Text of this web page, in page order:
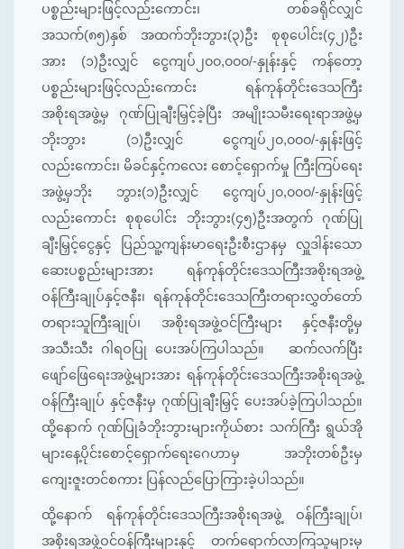
ပစ္စည်းများဖြင့်လည်းကောင်း၊ တစ်ခရိုင်လျှင်
အသက်(၈၅)နှစ် အထက်ဘိုးဘွား(၃)ဦး စုစုပေါင်း(၄၂)ဦး
အား (၁)ဦးလျှင် ငွေကျပ်၂၀၀,၀၀၀/-နှုန်းနှင့် ကန်တော့
ပစ္စည်းများဖြင့်လည်းကောင်း ရန်ကုန်တိုင်းဒေသကြီး
အစိုးရအဖွဲ့မှ ဂုဏ်ပြုချီးမြှင့်ခဲ့ပြီး အမျိုးသမီးရေးရာအဖွဲ့မှ
ဘိုးဘွား (၁)ဦးလျှင် ငွေကျပ်၂၀,၀၀၀/-နှုန်းဖြင့်
လည်းကောင်း၊ မိခင်နှင့်ကလေး စောင့်ရှောက်မှု ကြီးကြပ်ရေး
အဖွဲ့မှဘိုး ဘွား(၁)ဦးလျှင် ငွေကျပ်၂၀,၀၀၀/-နှုန်းဖြင့်
လည်းကောင်း စုစုပေါင်း ဘိုးဘွား(၄၅)ဦးအတွက် ဂုဏ်ပြု
ချီးမြှင့်ငွေနှင့် ပြည်သူ့ကျန်းမာရေးဦးစီးဌာနမှ လှူဒါန်းသော
ဆေးပစ္စည်းများအား ရန်ကုန်တိုင်းဒေသကြီးအစိုးရအဖွဲ့
ဝန်ကြီးချုပ်နှင့်ဇနီး၊ ရန်ကုန်တိုင်းဒေသကြီးတရားလွှတ်တော်
တရားသူကြီးချုပ်၊ အစိုးရအဖွဲ့ဝင်ကြီးများ နှင့်ဇနီးတို့မှ
အသီးသီး ဂါရဝပြု ပေးအပ်ကြပါသည်။ ဆက်လက်ပြီး
ဖျော်ဖြေရေးအဖွဲ့များအား ရန်ကုန်တိုင်းဒေသကြီးအစိုးရအဖွဲ့
ဝန်ကြီးချုပ် နှင့်ဇနီးမှ ဂုဏ်ပြုချီးမြှင့် ပေးအပ်ခဲ့ကြပါသည်။
ထို့နောက် ဂုဏ်ပြုခံဘိုးဘွားများကိုယ်စား သက်ကြီး ရွယ်အို
များနေ့ပိုင်းစောင့်ရှောက်ရေးဂေဟာမှ အဘိုးတစ်ဦးမှ
ကျေးဇူးတင်စကား ပြန်လည်ပြောကြားခဲ့ပါသည်။
ထို့နောက် ရန်ကုန်တိုင်းဒေသကြီးအစိုးရအဖွဲ့ ဝန်ကြီးချုပ်၊
အစိုးရအဖွဲ့ဝင်ဝန်ကြီးများနှင့် တက်ရောက်လာကြသူများမှ